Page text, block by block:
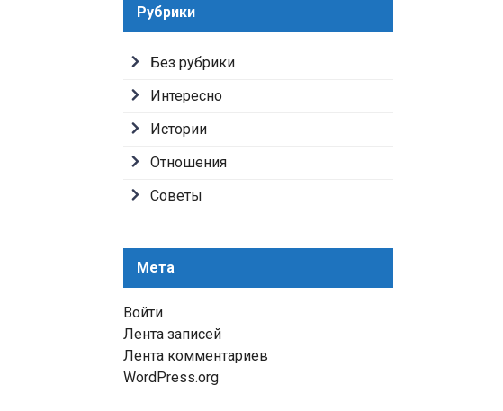
Рубрики
Без рубрики
Интересно
Истории
Отношения
Советы
Мета
Войти
Лента записей
Лента комментариев
WordPress.org